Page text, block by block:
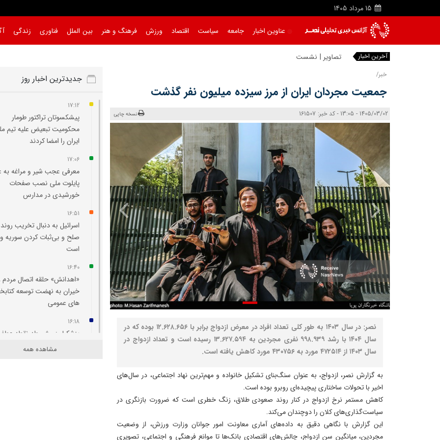
15 مرداد 1405
عناوین اخبار جامعه سیاست اقتصاد ورزش فرهنگ و هنر بین الملل فناوری زندگی
آخرین اخبار تصاویر | نشست هم اندیشی مدیران
خبر/
جمعیت مجردان ایران از مرز سیزده میلیون نفر گذشت
1405/03/02 - 13:05 - کد خبر: 161507 نسخه چاپی
نصر: در سال ۱۴۰۳ به طور کلی تعداد افراد در معرض ازدواج برابر با ۱۲.۶۲۸.۶۵۶ بوده که در
سال ۱۴۰۴ با رشد ۹۹۸.۹۳۹ نفری مجردین به ۱۳.۶۲۷.۵۹۴ رسیده است و تعداد ازدواج در
سال ۱۴۰۳ از ۴۷۲۵۱۴ مورد به ۴۳۰۷۵۶ مورد کاهش یافته است.
به گزارش نصر، ازدواج، به عنوان سنگ‌بنای تشکیل خانواده و مهم‌ترین نهاد اجتماعی، در سال‌های
اخیر با تحولات ساختاری پیچیده‌ای روبرو بوده است.
کاهش مستمر نرخ ازدواج در کنار روند صعودی طلاق، زنگ خطری است که ضرورت بازنگری در
سیاست‌گذاری‌های کلان را دوچندان می‌کند.
این گزارش با نگاهی دقیق به داده‌های آماری معاونت امور جوانان وزارت ورزش، از وضعیت
مجردین، میانگین سن ازدواج، چالش‌های اقتصادی بانک‌ها تا موانع فرهنگی و اجتماعی، تصویری
جدیدترین اخبار روز
17:12
پیشکسوتان تراکتور طومار
محکومیت تبعیض علیه تیم
ایران را امضا کردند
17:06
معرفی عجب‌ شیر و مراغه به
پایلوت ملی نصب صفحات
خورشیدی در مدارس
16:51
اسرائیل به دنبال تخریب روند
صلح و بی‌ثبات کردن سوریه
است
16:40
«اهدانش» حلقه اتصال مردم
خیران به نهضت توسعه
های عمومی
16:18
پزشکیان: مشروطه نقطه
بیداری و آزادی‌ خواهی ملت
مشاهده همه